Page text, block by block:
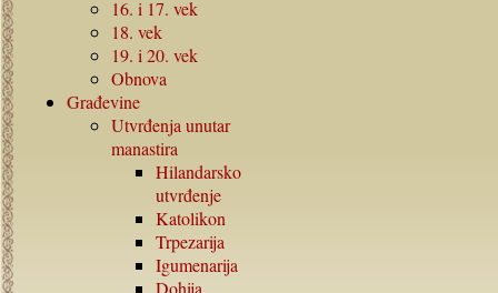
16. i 17. vek
18. vek
19. i 20. vek
Obnova
Građevine
Utvrđenja unutar
manastira
Hilandarsko
utvrđenje
Katolikon
Trpezarija
Igumenarija
Dohija